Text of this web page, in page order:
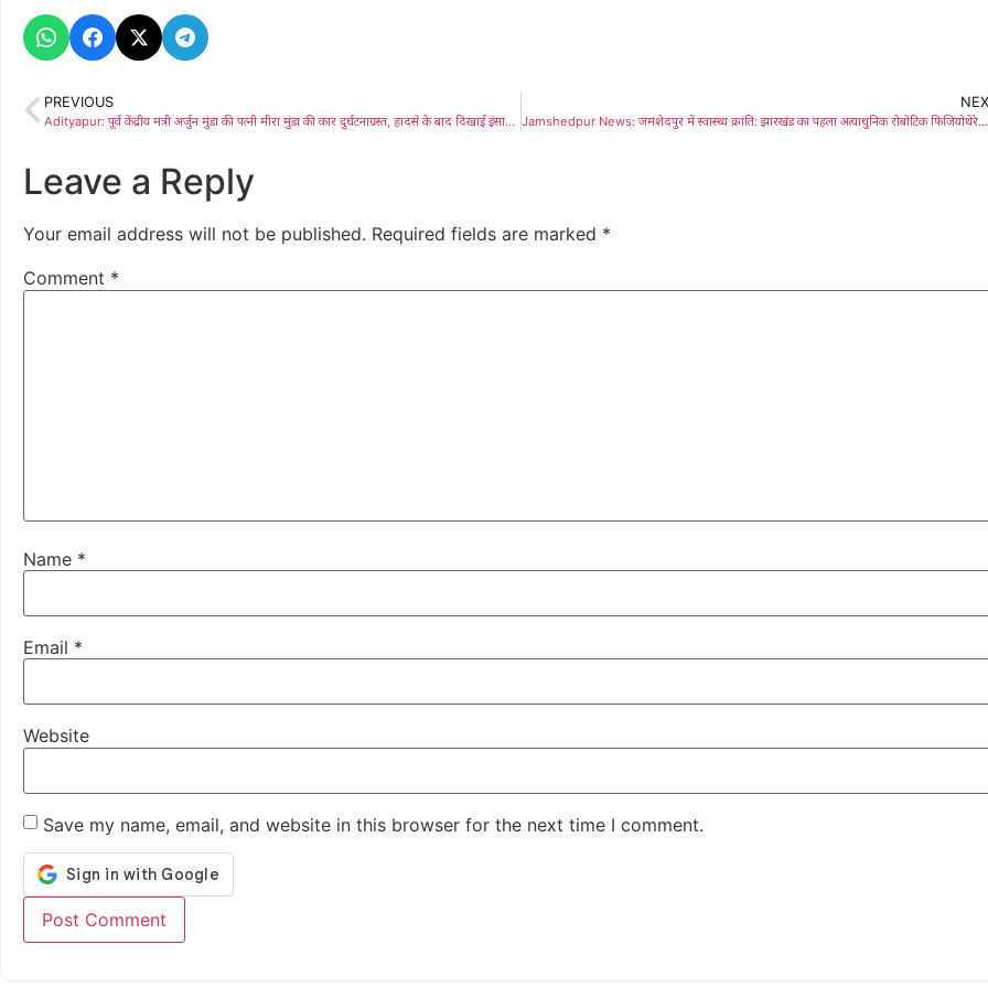
PREVIOUS
Adityapur: पूर्व केंद्रीय मंत्री अर्जुन मुंडा की पत्नी मीरा मुंडा की कार दुर्घटनाग्रस्त, हादसे के बाद दिखाई इंसानियत,स्थानीय लोगों ने की सराहना Jamshedpur News: जमशेदपुर में स्वास्थ्य क्रांति: झारखंड का पहला अत्याधुनिक रोबोटिक फिजियोथेरेपी सेंटर शुरू, मरीज को मिलेगी महानगरों के तर्ज पर सुविधा
Leave a Reply
Your email address will not be published. Required fields are marked *
Comment *
Name *
Email *
Website
Save my name, email, and website in this browser for the next time I comment.